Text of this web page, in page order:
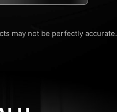
may not be perfectly accurate.